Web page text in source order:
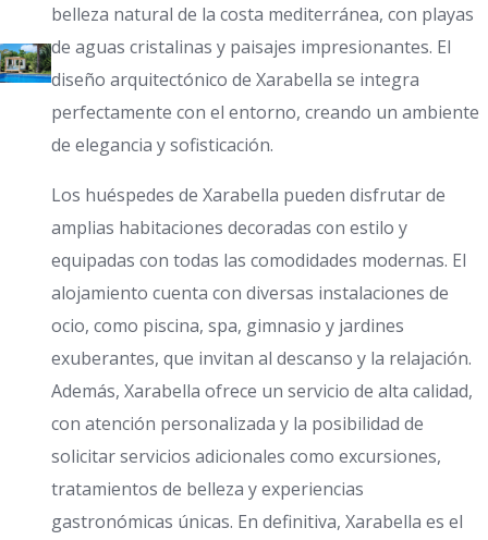
belleza natural de la costa mediterránea, con playas
de aguas cristalinas y paisajes impresionantes. El
diseño arquitectónico de Xarabella se integra
perfectamente con el entorno, creando un ambiente
de elegancia y sofisticación.
Los huéspedes de Xarabella pueden disfrutar de
amplias habitaciones decoradas con estilo y
equipadas con todas las comodidades modernas. El
alojamiento cuenta con diversas instalaciones de
ocio, como piscina, spa, gimnasio y jardines
exuberantes, que invitan al descanso y la relajación.
Además, Xarabella ofrece un servicio de alta calidad,
con atención personalizada y la posibilidad de
solicitar servicios adicionales como excursiones,
tratamientos de belleza y experiencias
gastronómicas únicas. En definitiva, Xarabella es el